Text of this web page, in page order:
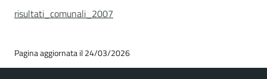
risultati_comunali_2007
Pagina aggiornata il 24/03/2026